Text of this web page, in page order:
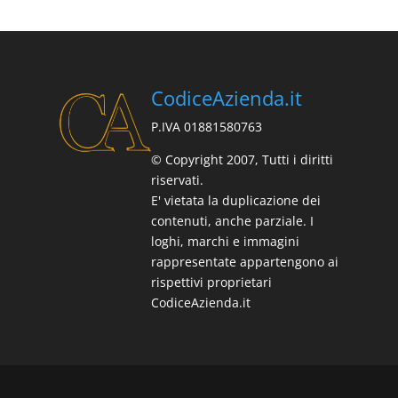
CodiceAzienda.it
P.IVA 01881580763
© Copyright 2007, Tutti i diritti
riservati.
E' vietata la duplicazione dei
contenuti, anche parziale. I
loghi, marchi e immagini
rappresentate appartengono ai
rispettivi proprietari
CodiceAzienda.it